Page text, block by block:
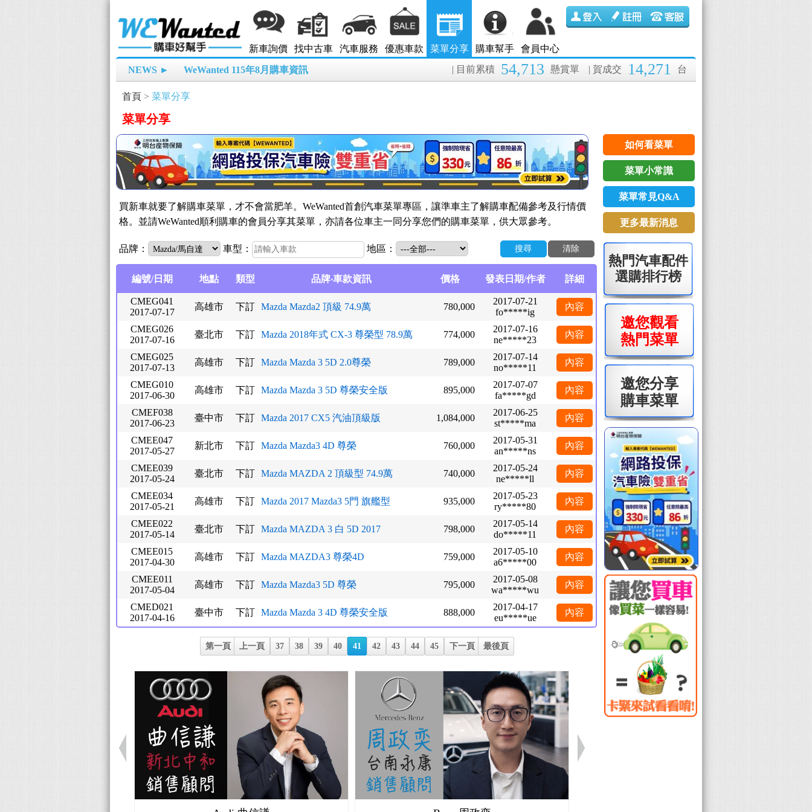
新車詢價 找中古車 汽車服務 優惠車款 菜單分享 購車幫手 會員中心
NEWS ► WeWanted 115年8月購車資訊 | 賀成交 14,271 台
| 目前累積 54,713 懸賞單
首頁 > 菜單分享
菜單分享
買新車就要了解購車菜單，才不會當肥羊。WeWanted首創汽車菜單專區，讓準車主了解購車配備參考及行情價
格。並請WeWanted順利購車的會員分享其菜單，亦請各位車主一同分享您們的購車菜單，供大眾參考。
品牌： 車型： 地區： 清除
搜尋
編號/日期 地點 類型 品牌‧車款資訊 價格 發表日期/作者 詳細
CMEG041
2017-07-17
高雄市 下訂 Mazda Mazda2 頂級 74.9萬 780,000
2017-07-21
fo*****ig
內容
CMEG026
2017-07-16
臺北市 下訂 Mazda 2018年式 CX-3 尊榮型 78.9萬 774,000
2017-07-16
ne*****23
內容
CMEG025
2017-07-13
高雄市 下訂 Mazda Mazda 3 5D 2.0尊榮 789,000
2017-07-14
no*****11
內容
CMEG010
2017-06-30
高雄市 下訂 Mazda Mazda 3 5D 尊榮安全版 895,000
2017-07-07
fa*****gd
內容
CMEF038
2017-06-23
臺中市 下訂 Mazda 2017 CX5 汽油頂級版 1,084,000
2017-06-25
st*****ma
內容
CMEE047
2017-05-27
新北市 下訂 Mazda Mazda3 4D 尊榮 760,000
2017-05-31
an*****ns
內容
CMEE039
2017-05-24
臺北市 下訂 Mazda MAZDA 2 頂級型 74.9萬 740,000
2017-05-24
ne*****ll
內容
CMEE034
2017-05-21
高雄市 下訂 Mazda 2017 Mazda3 5門 旗艦型 935,000
2017-05-23
ry*****80
內容
CMEE022
2017-05-14
臺北市 下訂 Mazda MAZDA 3 白 5D 2017 798,000
2017-05-14
do*****11
內容
CMEE015
2017-04-30
高雄市 下訂 Mazda MAZDA3 尊榮4D 759,000
2017-05-10
a6*****00
內容
CMEE011
2017-05-04
高雄市 下訂 Mazda Mazda3 5D 尊榮 795,000
2017-05-08
wa*****wu
內容
CMED021
2017-04-16
臺中市 下訂 Mazda Mazda 3 4D 尊榮安全版 888,000
2017-04-17
eu*****ue
內容
第一頁 上一頁 37 38 39 40 41 42 43 44 45 下一頁 最後頁
如何看菜單
菜單小常識
菜單常見Q&A
更多最新消息
熱門汽車配件
選購排行榜
邀您觀看
熱門菜單
邀您分享
購車菜單